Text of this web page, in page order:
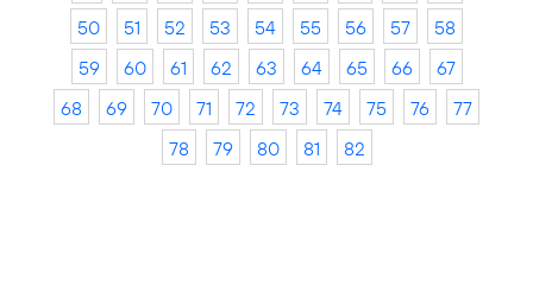
50
51 52 53 54 55 56 57
58
59
60 61 62 63 64 65 66
67
68
69 70 71 72 73 74 75 76
77
78
79 80 81 82